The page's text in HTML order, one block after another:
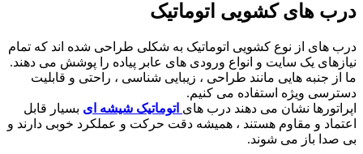
درب های کشویی اتوماتیک
درب های از نوع کشویی اتوماتیک به شکلی طراحی شده اند که تمام
نیازهای یک سایت و انواع ورودی های عابر پیاده را پوشش می دهند.
ما از جنبه هایی مانند طراحی ، زیبایی شناسی ، راحتی و قابلیت
دسترسی ویژه استفاده می کنیم.
اپراتورها نشان می دهند درب های اتوماتیک شیشه ای بسیار قابل
اعتماد و مقاوم هستند ، همیشه دقت حرکت و عملکرد خوبی دارند و
بی صدا باز می شوند.